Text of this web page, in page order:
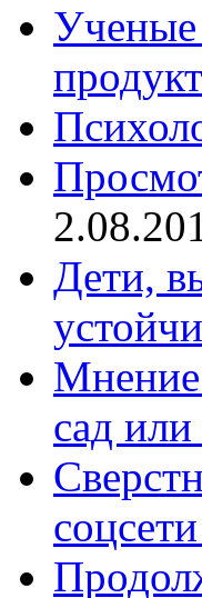
Ученые
Дети,
Мнение
сад